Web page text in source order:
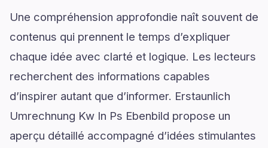
Une compréhension approfondie naît souvent de
contenus qui prennent le temps d’expliquer
chaque idée avec clarté et logique. Les lecteurs
recherchent des informations capables
d’inspirer autant que d’informer. Erstaunlich
Umrechnung Kw In Ps Ebenbild propose un
aperçu détaillé accompagné d’idées stimulantes